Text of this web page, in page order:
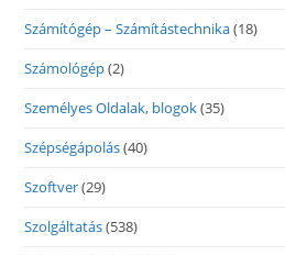
Számítógép – Számítástechnika(18)
Számológép(2)
Személyes Oldalak, blogok(35)
Szépségápolás(40)
Szoftver(29)
Szolgáltatás(538)